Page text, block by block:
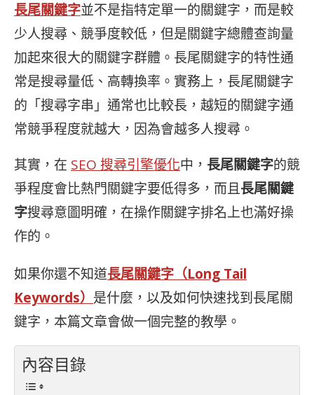
長尾關鍵字並不是指特定單一的關鍵字，而是較
少人搜尋、競爭度較低，但是關鍵字總體查詢量
加起來很大的關鍵字群體。長尾關鍵字的特性通
常是搜尋量低、高轉換率。實務上，長尾關鍵字
的「搜尋字串」通常也比較長，越短的關鍵字通
常競爭程度就越大，因為會越多人搜尋。
其實，在 SEO 搜尋引擎優化中， 長尾關鍵字的競
爭程度會比熱門關鍵字要低得多，而且長尾關鍵
字搜尋意圖明確，在操作關鍵字排名上也滿好操
作的。
如果你還不知道長尾關鍵字（Long Tail
Keywords） 是什麼，以及如何快速找到長尾關
鍵字，本篇文章會做一個完整的教學。
內容目錄